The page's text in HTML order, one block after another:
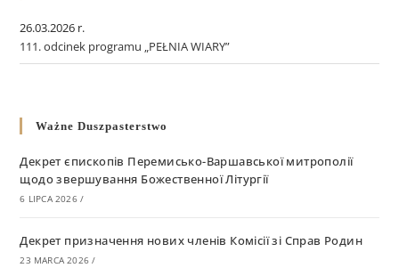
26.03.2026 r.
111. odcinek programu „PEŁNIA WIARY”
Ważne Duszpasterstwo
Декрет єпископів Перемисько-Варшавської митрополії
щодо звершування Божественної Літургії
6 LIPCA 2026 /
Декрет призначення нових членів Комісії зі Справ Родин
23 MARCA 2026 /